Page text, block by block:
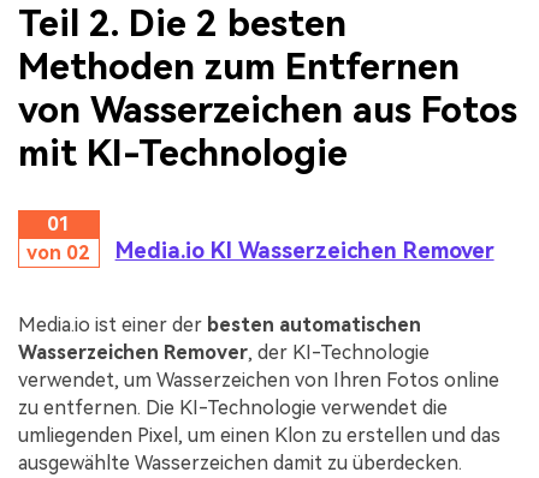
Teil 2. Die 2 besten
Methoden zum Entfernen
von Wasserzeichen aus Fotos
mit KI-Technologie
01
von 02
Media.io KI Wasserzeichen Remover
Media.io ist einer der besten automatischen
Wasserzeichen Remover, der KI-Technologie
verwendet, um Wasserzeichen von Ihren Fotos online
zu entfernen. Die KI-Technologie verwendet die
umliegenden Pixel, um einen Klon zu erstellen und das
ausgewählte Wasserzeichen damit zu überdecken.